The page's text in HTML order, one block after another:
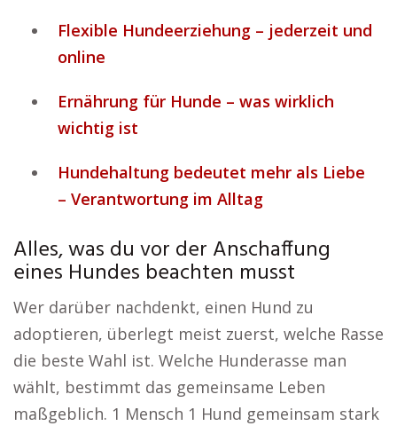
Flexible Hundeerziehung – jederzeit und
online
Ernährung für Hunde – was wirklich
wichtig ist
Hundehaltung bedeutet mehr als Liebe
– Verantwortung im Alltag
Alles, was du vor der Anschaffung
eines Hundes beachten musst
Wer darüber nachdenkt, einen Hund zu
adoptieren, überlegt meist zuerst, welche Rasse
die beste Wahl ist. Welche Hunderasse man
wählt, bestimmt das gemeinsame Leben
maßgeblich. 1 Mensch 1 Hund gemeinsam stark